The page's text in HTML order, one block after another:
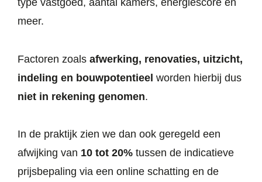
type vastgoed, aantal kamers, energiescore en
meer.
Factoren zoals afwerking, renovaties, uitzicht,
indeling en bouwpotentieel worden hierbij dus
niet in rekening genomen.
In de praktijk zien we dan ook geregeld een
afwijking van 10 tot 20% tussen de indicatieve
prijsbepaling via een online schatting en de